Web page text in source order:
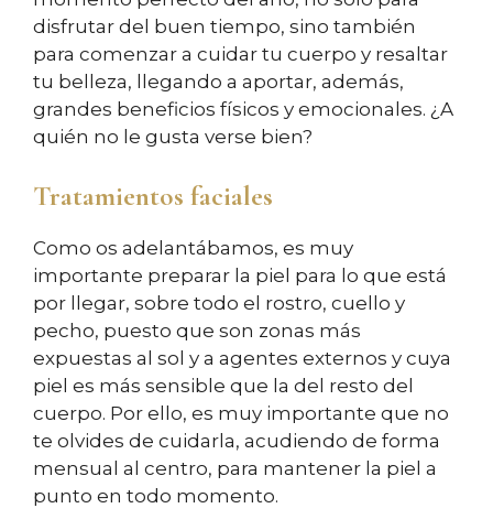
disfrutar del buen tiempo, sino también
para comenzar a cuidar tu cuerpo y resaltar
tu belleza, llegando a aportar, además,
grandes beneficios físicos y emocionales. ¿A
quién no le gusta verse bien?
Tratamientos faciales
Como os adelantábamos, es muy
importante preparar la piel para lo que está
por llegar, sobre todo el rostro, cuello y
pecho, puesto que son zonas más
expuestas al sol y a agentes externos y cuya
piel es más sensible que la del resto del
cuerpo. Por ello, es muy importante que no
te olvides de cuidarla, acudiendo de forma
mensual al centro, para mantener la piel a
punto en todo momento.